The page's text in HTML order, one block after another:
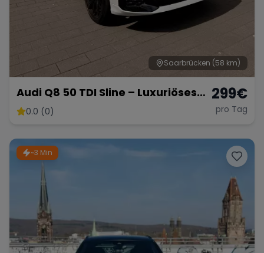
Saarbrücken (58 km)
Audi Q8 50 TDI Sline – Luxuriöses
SUV mit 286 PS
0.0 (0)
299€
pro Tag
~3 Min